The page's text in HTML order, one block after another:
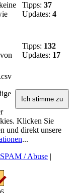
Tipps: 37
Updates: 4
Tipps: 132
Updates: 17
Klicken Sie
und direkt unsere
...
SPAM / Abuse |